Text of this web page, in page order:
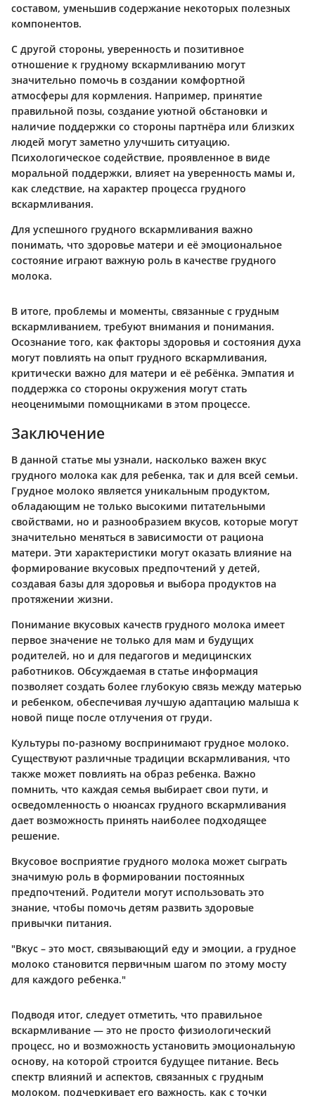
составом, уменьшив содержание некоторых полезных
компонентов.
С другой стороны, уверенность и позитивное
отношение к грудному вскармливанию могут
значительно помочь в создании комфортной
атмосферы для кормления. Например, принятие
правильной позы, создание уютной обстановки и
наличие поддержки со стороны партнёра или близких
людей могут заметно улучшить ситуацию.
Психологическое содействие, проявленное в виде
моральной поддержки, влияет на уверенность мамы и,
как следствие, на характер процесса грудного
вскармливания.
Для успешного грудного вскармливания важно
понимать, что здоровье матери и её эмоциональное
состояние играют важную роль в качестве грудного
молока.
В итоге, проблемы и моменты, связанные с грудным
вскармливанием, требуют внимания и понимания.
Осознание того, как факторы здоровья и состояния духа
могут повлиять на опыт грудного вскармливания,
критически важно для матери и её ребёнка. Эмпатия и
поддержка со стороны окружения могут стать
неоценимыми помощниками в этом процессе.
Заключение
В данной статье мы узнали, насколько важен вкус
грудного молока как для ребенка, так и для всей семьи.
Грудное молоко является уникальным продуктом,
обладающим не только высокими питательными
свойствами, но и разнообразием вкусов, которые могут
значительно меняться в зависимости от рациона
матери. Эти характеристики могут оказать влияние на
формирование вкусовых предпочтений у детей,
создавая базы для здоровья и выбора продуктов на
протяжении жизни.
Понимание вкусовых качеств грудного молока имеет
первое значение не только для мам и будущих
родителей, но и для педагогов и медицинских
работников. Обсуждаемая в статье информация
позволяет создать более глубокую связь между матерью
и ребенком, обеспечивая лучшую адаптацию малыша к
новой пище после отлучения от груди.
Культуры по-разному воспринимают грудное молоко.
Существуют различные традиции вскармливания, что
также может повлиять на образ ребенка. Важно
помнить, что каждая семья выбирает свои пути, и
осведомленность о нюансах грудного вскармливания
дает возможность принять наиболее подходящее
решение.
Вкусовое восприятие грудного молока может сыграть
значимую роль в формировании постоянных
предпочтений. Родители могут использовать это
знание, чтобы помочь детям развить здоровые
привычки питания.
"Вкус – это мост, связывающий еду и эмоции, а грудное
молоко становится первичным шагом по этому мосту
для каждого ребенка."
Подводя итог, следует отметить, что правильное
вскармливание — это не просто физиологический
процесс, но и возможность установить эмоциональную
основу, на которой строится будущее питание. Весь
спектр влияний и аспектов, связанных с грудным
молоком, подчеркивает его важность, как с точки